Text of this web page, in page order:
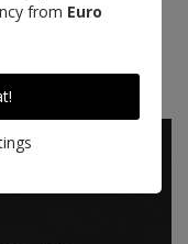
from Euro